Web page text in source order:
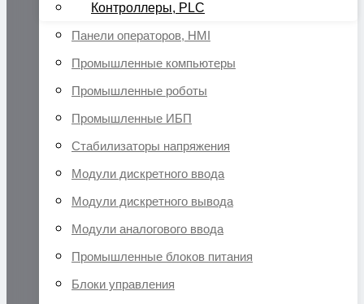
Контроллеры, PLC
Панели операторов, HMI
Промышленные компьютеры
Промышленные роботы
Промышленные ИБП
Стабилизаторы напряжения
Модули дискретного ввода
Модули дискретного вывода
Модули аналогового ввода
Промышленные блоков питания
Блоки управления